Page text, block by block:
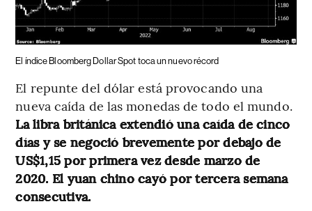
El índice Bloomberg Dollar Spot toca un nuevo récord
El repunte del dólar está provocando una
nueva caída de las monedas de todo el mundo.
La libra británica extendió una caída de cinco
días y se negoció brevemente por debajo de
US$1,15 por primera vez desde marzo de
2020. El yuan chino cayó por tercera semana
consecutiva.